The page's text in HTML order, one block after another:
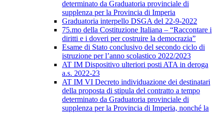
determinato da Graduatoria provinciale di
supplenza per la Provincia di Imperia
Graduatoria interpello DSGA del 22-9-2022
75.mo della Costituzione Italiana – “Raccontare i
diritti e i doveri per costruire la democrazia”
Esame di Stato conclusivo del secondo ciclo di
istruzione per l’anno scolastico 2022/2023
AT IM Dispositivo ulteriori posti ATA in deroga
a.s. 2022-23
AT IM VI Decreto individuazione dei destinatari
della proposta di stipula del contratto a tempo
determinato da Graduatoria provinciale di
supplenza per la Provincia di Imperia, nonché la